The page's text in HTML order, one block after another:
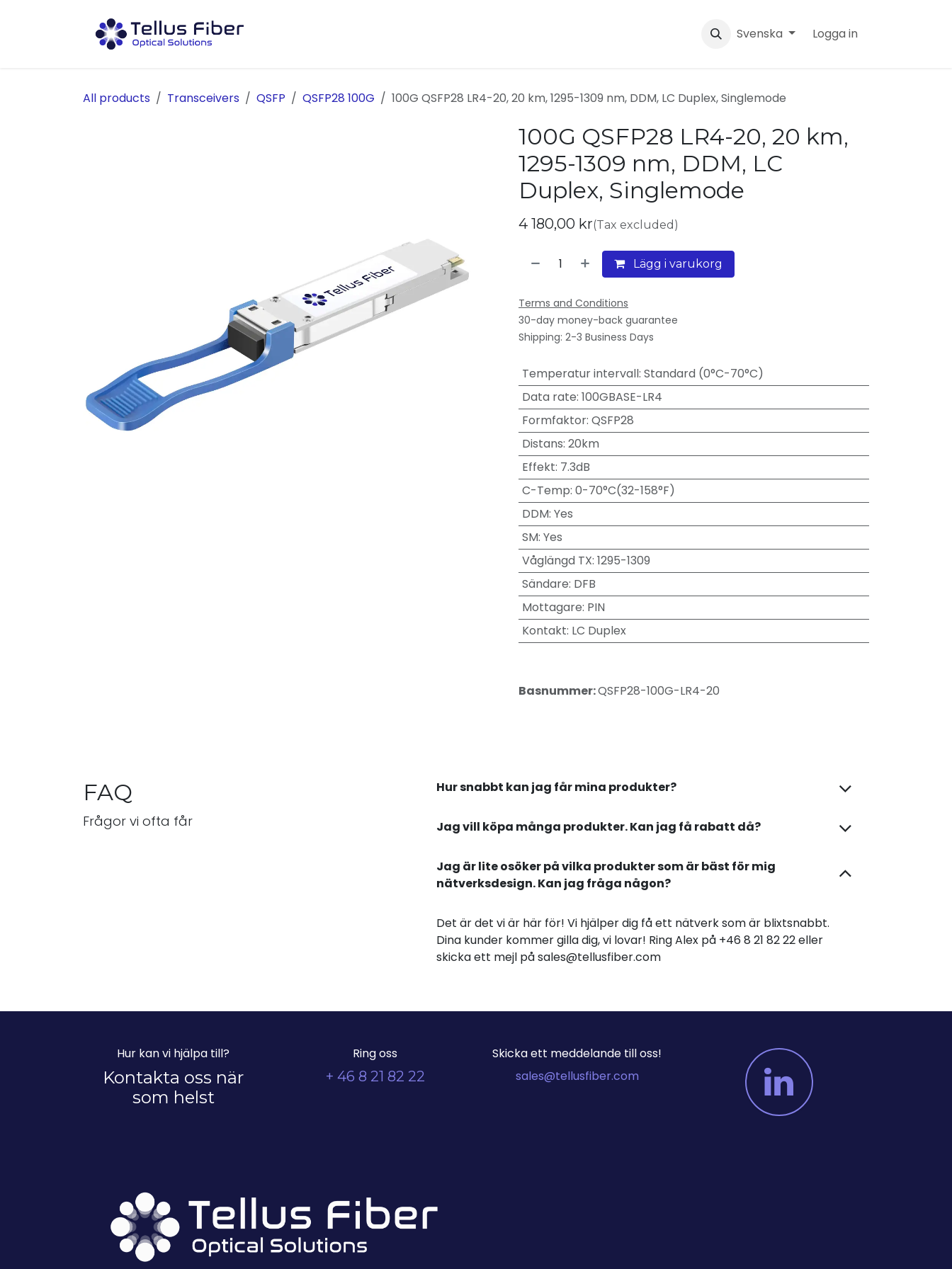
Svenska Logga in
All products Transceivers QSFP QSFP28 100G 100G QSFP28 LR4-20, 20 km, 1295-1309 nm, DDM, LC Duplex, Singlemode
100G QSFP28 LR4-20, 20 km,
1295-1309 nm, DDM, LC
Duplex, Singlemode
4 180,00 kr(Tax excluded)
Lägg i varukorg
Terms and Conditions
30-day money-back guarantee
Shipping: 2-3 Business Days
Temperatur intervall: Standard (0°C-70°C)
Data rate: 100GBASE-LR4
Formfaktor: QSFP28
Distans: 20km
Effekt: 7.3dB
C-Temp: 0-70°C(32-158°F)
DDM: Yes
SM: Yes
Våglängd TX: 1295-1309
Sändare: DFB
Mottagare: PIN
Kontakt: LC Duplex
Basnummer:QSFP28-100G-LR4-20
FAQ
Frågor vi ofta får
Hur snabbt kan jag får mina produkter?
Jag vill köpa många produkter. Kan jag få rabatt då?
Jag är lite osöker på vilka produkter som är bäst för mig
nätverksdesign. Kan jag fråga någon?
Det är det vi är här för! Vi hjälper dig få ett nätverk som är blixtsnabbt.
Dina kunder kommer gilla dig, vi lovar! Ring Alex på +46 8 21 82 22 eller
skicka ett mejl på sales@tellusfiber.com
Hur kan vi hjälpa till?
Kontakta oss när
som helst
Ring oss
+ 46 8 21 82 22
Skicka ett meddelande till oss!
sales@tellusfiber.com